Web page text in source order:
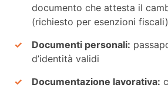
documento che attesta il
(richiesto per esenzioni fiscali)
Documenti personali:
d’identità validi
Documentazione lavorativa: